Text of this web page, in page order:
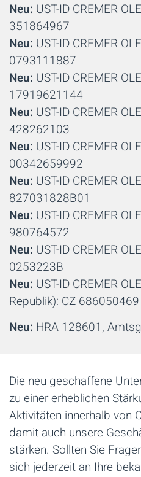
Neu: UST-ID CREMER
351864967
Neu: UST-ID CREMER
0793111887
Neu: UST-ID CREMER
17919621144
Neu: UST-ID CREMER
428262103
Neu: UST-ID CREMER
00342659992
Neu: UST-ID CREMER
827031828B01
Neu: UST-ID CREMER
980764572
Neu: UST-ID CREMER
0253223B
Neu: UST-ID CREMER
Republik): CZ 686050469
Neu: HRA 128601,
Die neu geschaffene
zu einer erheblichen
Aktivitäten innerhalb von
damit auch unsere
stärken. Sollten Sie
sich jederzeit an Ihre